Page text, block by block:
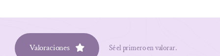
Valoraciones Sé el primero en valorar.